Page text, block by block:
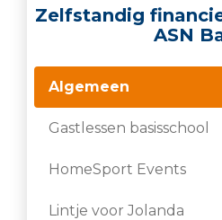
Zelfstandig
ASN
Algemeen
Gastlessen basisschool
HomeSport Events
Lintje voor Jolanda